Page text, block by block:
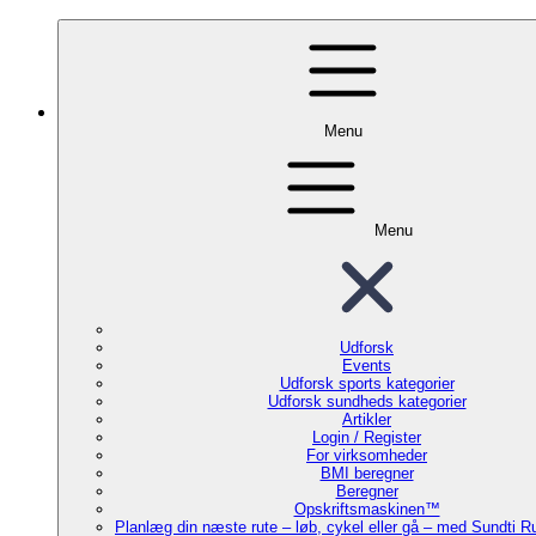
Menu
Menu
Udforsk
Events
Udforsk sports kategorier
Udforsk sundheds kategorier
Artikler
Login / Register
For virksomheder
BMI beregner
Beregner
Opskriftsmaskinen™
Planlæg din næste rute – løb, cykel eller gå – med Sundti